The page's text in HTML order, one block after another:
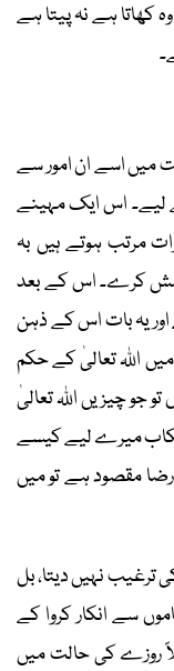
کھاتا ہے نہ پیتا ہے
میں اسے ان امور سے
لیے۔ اس ایک مہینے
مرتب ہوتے ہیں بہ
کرے۔ اس کے بعد
یہ بات اس کے ذہن
اﷲ تعالیٰ کے حکم
جو چیزیں اﷲ تعالیٰ
میرے لیے کیسے
رضا مقصود ہے تو میں
ترغیب نہیں دیتا، بل
سے انکار کروا کے
روزے کی حالت میں